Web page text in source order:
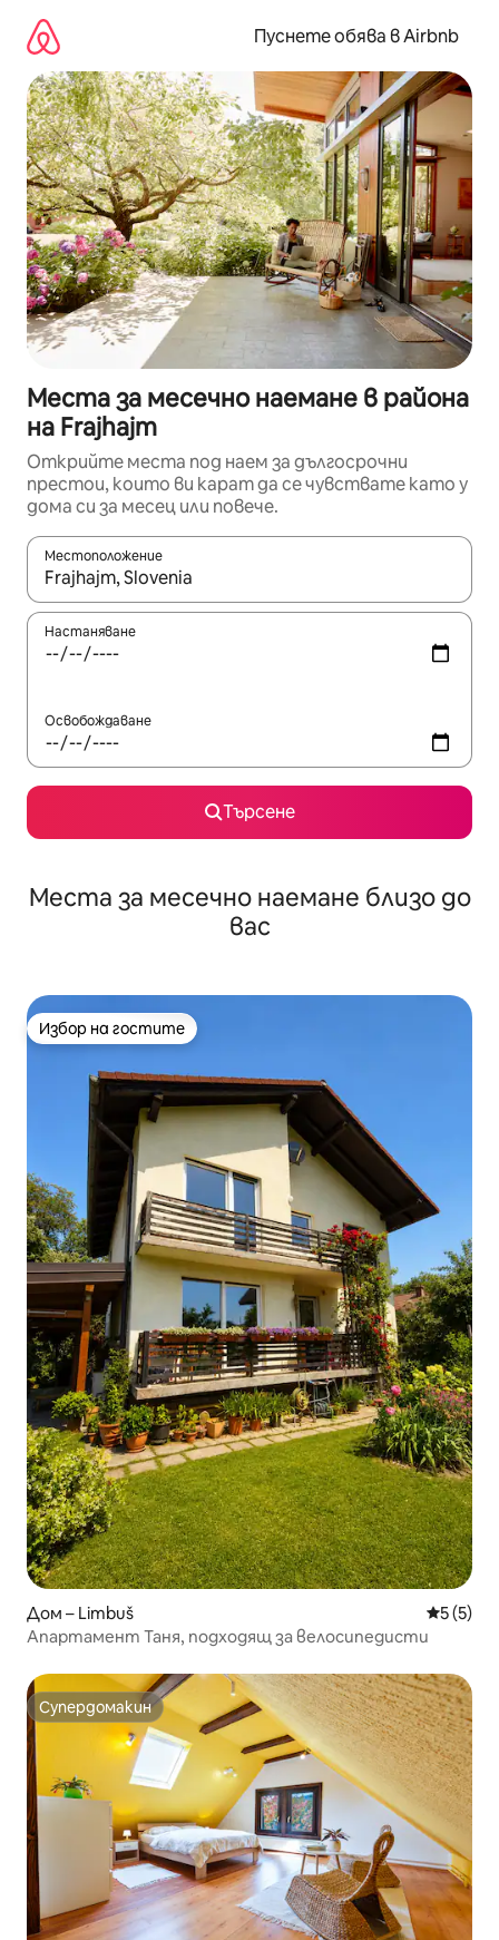
съдържанието
Пуснете обява в Airbnb
Места за месечно наемане в района
на Frajhajm
Открийте места под наем за дългосрочни
престои, които ви карат да се чувствате като у
дома си за месец или повече.
Местоположение
Когато резултатите се покажат, използвайте
Настаняване
Освобождаване
Търсене
Места за месечно наемане близо до
вас
Избор на гостите
Избор на гостите
Дом – Limbuš Средна
5 (5)
Апартамент Таня, подходящ за велосипедисти
Супердомакин
Супердомакин